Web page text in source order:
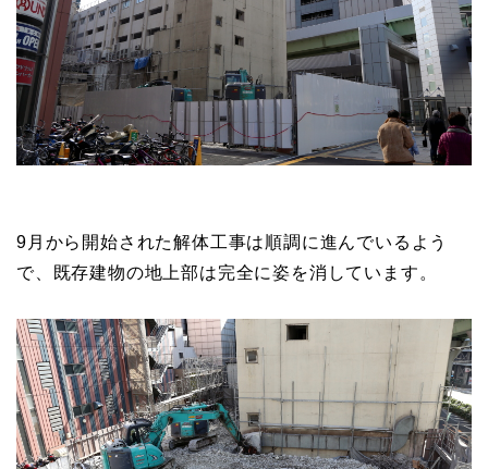
9月から開始された解体工事は順調に進んでいるよう
で、既存建物の地上部は完全に姿を消しています。